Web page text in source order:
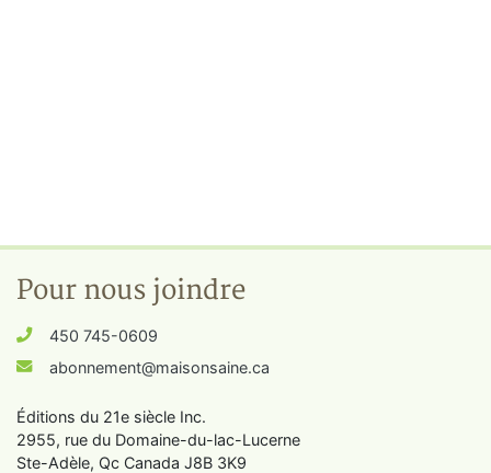
Pour nous joindre
450 745-0609
abonnement@maisonsaine.ca
Éditions du 21e siècle Inc.
2955, rue du Domaine-du-lac-Lucerne
Ste-Adèle, Qc Canada J8B 3K9